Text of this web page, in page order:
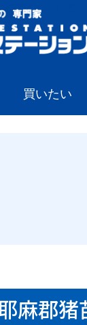
買いたい
» 売買実績
麻郡